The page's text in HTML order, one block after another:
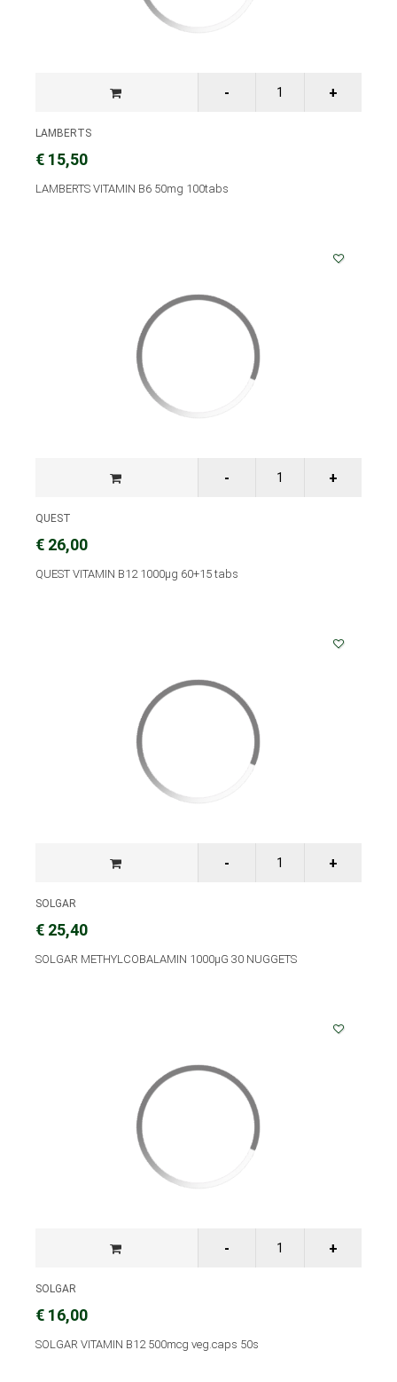
LAMBERTS
€ 15,50
LAMBERTS VITAMIN B6 50mg 100tabs
QUEST
€ 26,00
QUEST VITAMIN B12 1000μg 60+15 tabs
SOLGAR
€ 25,40
SOLGAR METHYLCOBALAMIN 1000μG 30 NUGGETS
SOLGAR
€ 16,00
SOLGAR VITAMIN B12 500mcg veg.caps 50s